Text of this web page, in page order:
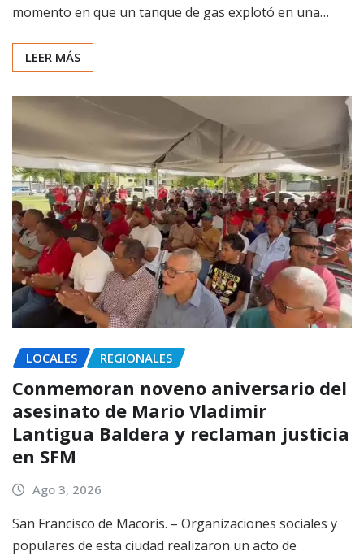
momento en que un tanque de gas explotó en una…
LEER MÁS
LOCALES REGIONALES
Conmemoran noveno aniversario del
asesinato de Mario Vladimir
Lantigua Baldera y reclaman justicia
en SFM
Ago 3, 2026
San Francisco de Macorís. – Organizaciones sociales y
populares de esta ciudad realizaron un acto de